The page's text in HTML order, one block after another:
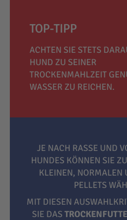
TOP-TIPP
ACHTEN SIE STETS
HUND ZU SEINER
TROCKENMAHLZEIT
WASSER ZU REICHEN.
JE NACH RASSE UND
HUNDES KÖNNEN SIE
KLEINEN, NORMALEN
ELLETS
MIT DIESEN
SIE DAS